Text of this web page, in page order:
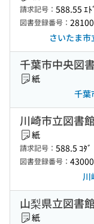
請求記号： 588.55 ｴﾄﾞ
図書登録番号：
さいたま
千葉市中央図
紙
千葉
川崎市立図書
紙
請求記号： 588.5 ｺﾀﾞ
図書登録番号：
川
山梨県立図書
紙